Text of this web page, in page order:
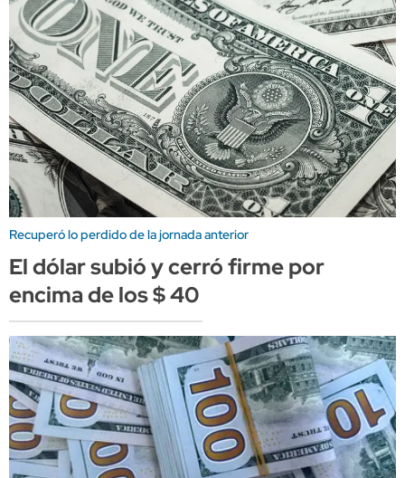
Recuperó lo perdido de la jornada anterior
El dólar subió y cerró firme por
encima de los $ 40